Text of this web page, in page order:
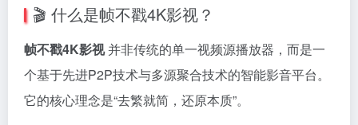
🎬 什么是帧不戳4K影视？
帧不戳4K影视并非传统的单一视频源播放器，而是一
个基于先进P2P技术与多源聚合技术的智能影音平台。
它的核心理念是“去繁就简，还原本质”。